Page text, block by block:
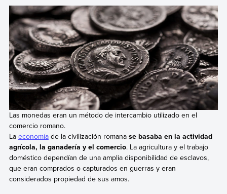
Las monedas eran un método de intercambio utilizado en el
comercio romano.
La economíade la civilización romana se basaba en la actividad
agrícola, la ganadería y el comercio. La agricultura y el trabajo
doméstico dependían de una amplia disponibilidad de esclavos,
que eran comprados o capturados en guerras y eran
considerados propiedad de sus amos.